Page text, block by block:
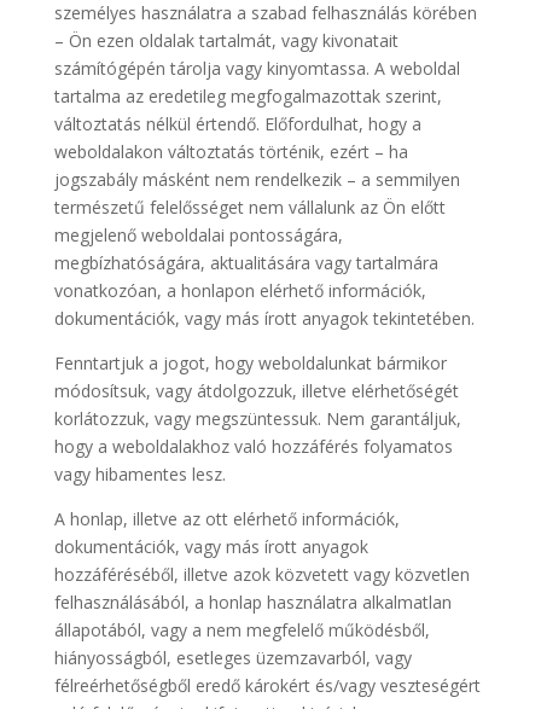
személyes használatra a szabad felhasználás körében
– Ön ezen oldalak tartalmát, vagy kivonatait
számítógépén tárolja vagy kinyomtassa. A weboldal
tartalma az eredetileg megfogalmazottak szerint,
változtatás nélkül értendő. Előfordulhat, hogy a
weboldalakon változtatás történik, ezért – ha
jogszabály másként nem rendelkezik – a semmilyen
természetű felelősséget nem vállalunk az Ön előtt
megjelenő weboldalai pontosságára,
megbízhatóságára, aktualitására vagy tartalmára
vonatkozóan, a honlapon elérhető információk,
dokumentációk, vagy más írott anyagok tekintetében.
Fenntartjuk a jogot, hogy weboldalunkat bármikor
módosítsuk, vagy átdolgozzuk, illetve elérhetőségét
korlátozzuk, vagy megszüntessuk. Nem garantáljuk,
hogy a weboldalakhoz való hozzáférés folyamatos
vagy hibamentes lesz.
A honlap, illetve az ott elérhető információk,
dokumentációk, vagy más írott anyagok
hozzáféréséből, illetve azok közvetett vagy közvetlen
felhasználásából, a honlap használatra alkalmatlan
állapotából, vagy a nem megfelelő működésből,
hiányosságból, esetleges üzemzavarból, vagy
félreérhetőségből eredő károkért és/vagy veszteségért